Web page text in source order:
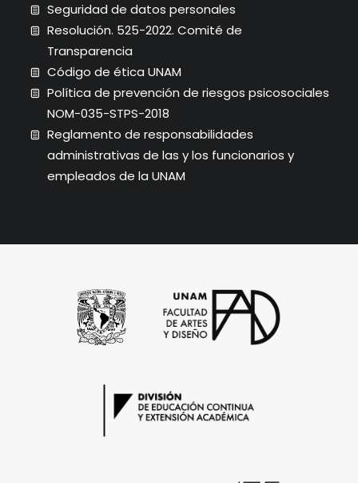
Seguridad de datos personales
Resolución. 525-2022. Comité de
Transparencia
Código de ética UNAM
Política de prevención de riesgos psicosociales
NOM-035-STPS-2018
Reglamento de responsabilidades
administrativas de las y los funcionarios y
empleados de la UNAM